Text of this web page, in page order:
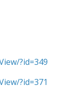
?id=349
?id=371